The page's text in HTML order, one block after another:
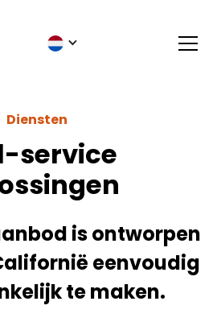
Diensten
service
is ontworpen
eenvoudig
te maken.